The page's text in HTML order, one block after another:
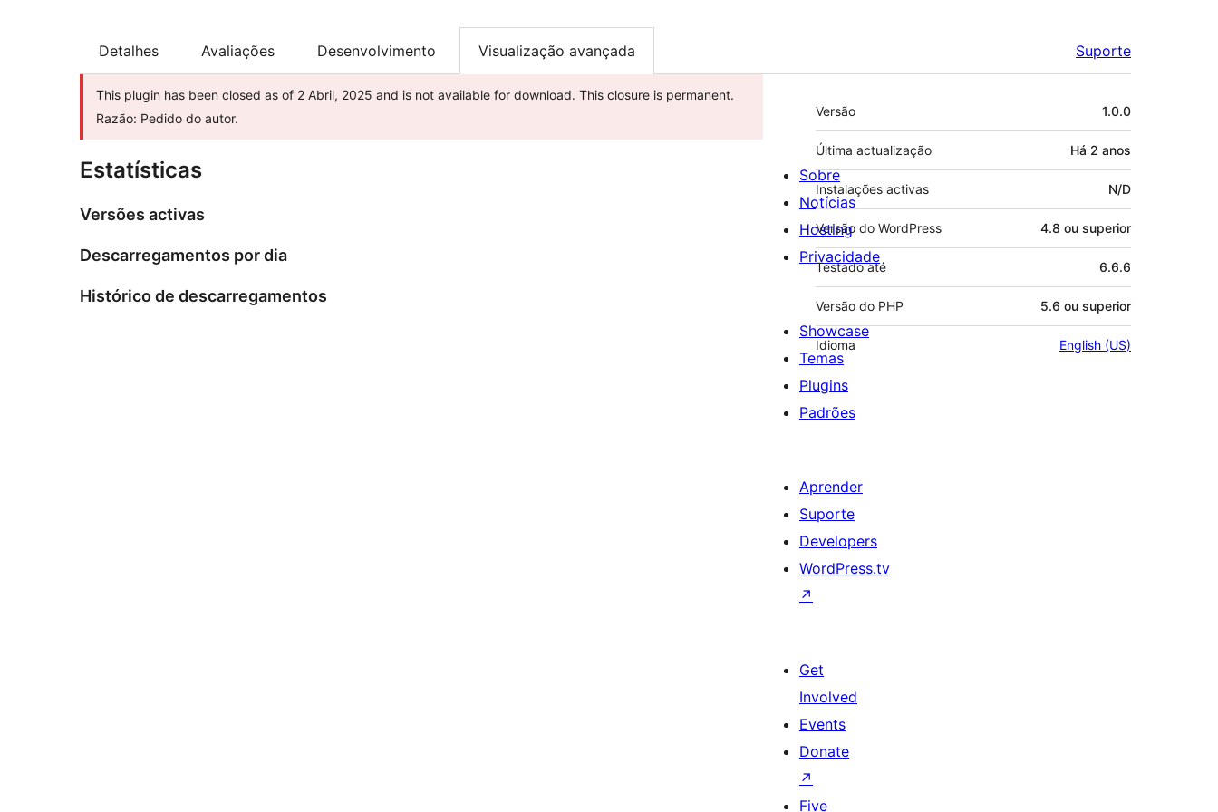
Detalhes Avaliações Desenvolvimento Visualização avançada Suporte
This plugin has been closed as of 2 Abril, 2025 and is not available for download. This closure is permanent.
Razão: Pedido do autor.
Estatísticas
Versões activas
Descarregamentos por dia
Histórico de descarregamentos
Metadados
Versão 1.0.0
Última actualização Há 2 anos
Instalações activas N/D
Versão do WordPress 4.8 ou superior
Testado até 6.6.6
Versão do PHP 5.6 ou superior
Idioma English (US)
Sobre
Notícias
Hosting
Privacidade
Showcase
Temas
Plugins
Padrões
Aprender
Suporte
Developers
WordPress.tv
↗
Get
Involved
Events
Donate
↗
Five